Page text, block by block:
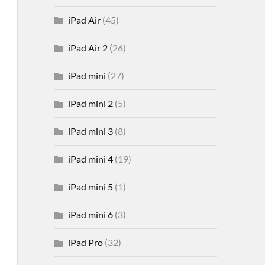
iPad Air(45)
iPad Air 2(26)
iPad mini (27)
iPad mini 2(5)
iPad mini 3(8)
iPad mini 4(19)
iPad mini 5(1)
iPad mini 6(3)
iPad Pro(32)